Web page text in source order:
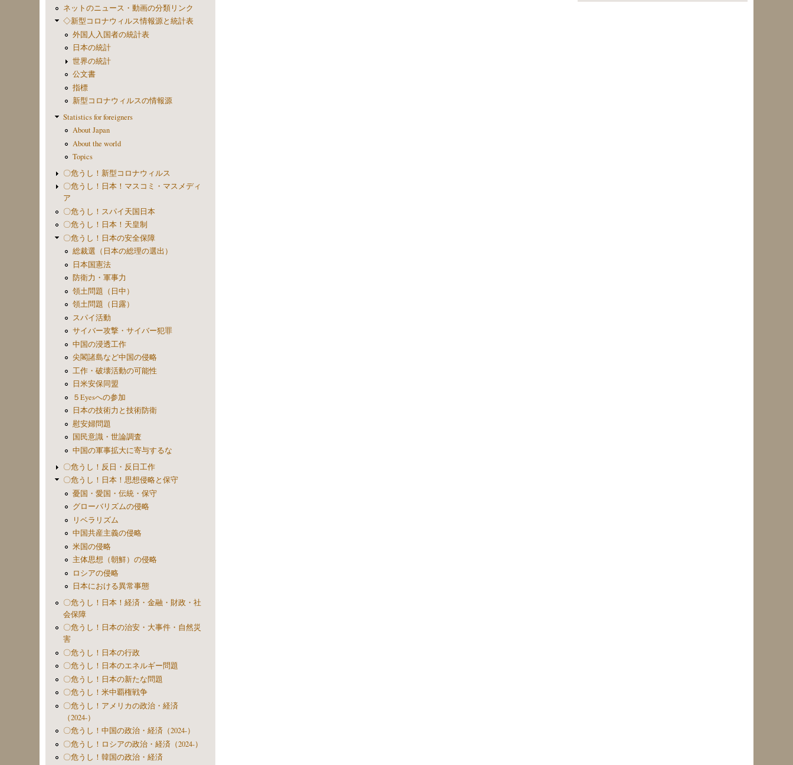
ネットのニュース・動画の分類リンク
◇新型コロナウィルス情報源と統計表
外国人入国者の統計表
日本の統計
世界の統計
公文書
指標
新型コロナウィルスの情報源
Statistics for foreigners
About Japan
About the world
Topics
〇危うし！新型コロナウィルス
〇危うし！日本！マスコミ・マスメディ
ア
〇危うし！スパイ天国日本
〇危うし！日本！天皇制
〇危うし！日本の安全保障
総裁選（日本の総理の選出）
日本国憲法
防衛力・軍事力
領土問題（日中）
領土問題（日露）
スパイ活動
サイバー攻撃・サイバー犯罪
中国の浸透工作
尖閣諸島など中国の侵略
工作・破壊活動の可能性
日米安保同盟
５Eyesへの参加
日本の技術力と技術防衛
慰安婦問題
国民意識・世論調査
中国の軍事拡大に寄与するな
〇危うし！反日・反日工作
〇危うし！日本！思想侵略と保守
憂国・愛国・伝統・保守
グローバリズムの侵略
リベラリズム
中国共産主義の侵略
米国の侵略
主体思想（朝鮮）の侵略
ロシアの侵略
日本における異常事態
〇危うし！日本！経済・金融・財政・社
会保障
〇危うし！日本の治安・大事件・自然災
害
〇危うし！日本の行政
〇危うし！日本のエネルギー問題
〇危うし！日本の新たな問題
〇危うし！米中覇権戦争
〇危うし！アメリカの政治・経済
（2024-）
〇危うし！中国の政治・経済（2024-）
〇危うし！ロシアの政治・経済（2024-）
〇危うし！韓国の政治・経済